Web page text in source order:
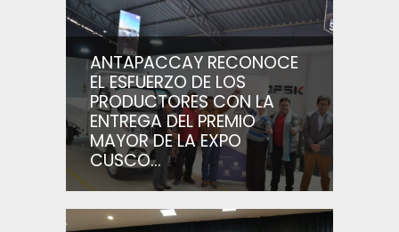
ANTAPACCAY RECONOCE
EL ESFUERZO DE LOS
PRODUCTORES CON LA
ENTREGA DEL PREMIO
MAYOR DE LA EXPO
CUSCO...